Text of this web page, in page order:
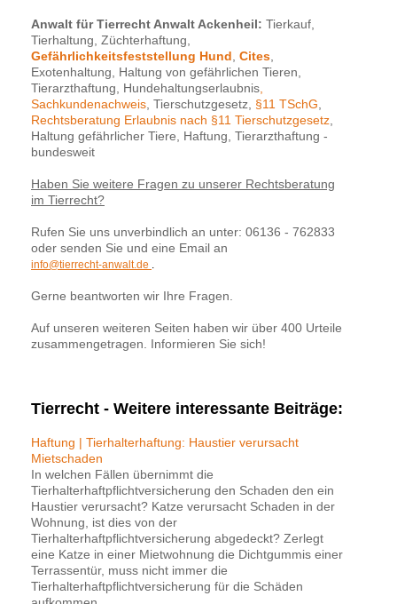
Anwalt für Tierrecht Anwalt Ackenheil: Tierkauf,
Tierhaltung, Züchterhaftung,
Gefährlichkeitsfeststellung Hund Cites
Exotenhaltung, Haltung von gefährlichen Tieren,
Tierarzthaftung, Hundehaltungserlaubnis
Sachkundenachweis , Tierschutzgesetz, §11 TSchG
Rechtsberatung Erlaubnis nach §11 Tierschutzgesetz
Haltung gefährlicher Tiere, Haftung, Tierarzthaftung -
bundesweit
Haben Sie weitere Fragen zu unserer Rechtsberatung
im Tierrecht?
Rufen Sie uns unverbindlich an unter: 06136 - 762833
oder senden Sie und eine Email an
info@tierrecht-anwalt.de
Gerne beantworten wir Ihre Fragen.
Auf unseren weiteren Seiten haben wir über 400 Urteile
zusammengetragen. Informieren Sie sich!
Tierrecht - Weitere interessante Beiträge:
Haftung | Tierhalterhaftung: Haustier verursacht
Mietschaden
In welchen Fällen übernimmt die
Tierhalterhaftpflichtversicherung den Schaden den ein
Haustier verursacht? Katze verursacht Schaden in der
Wohnung, ist dies von der
Tierhalterhaftpflichtversicherung abgedeckt? Zerlegt
eine Katze in einer Mietwohnung die Dichtgummis einer
Terrassentür, muss nicht immer die
Tierhalterhaftpflichtversicherung für die Schäden